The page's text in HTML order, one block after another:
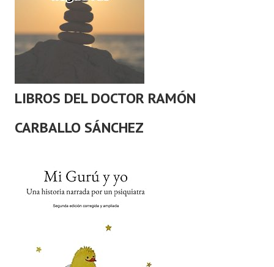
LIBROS DEL DOCTOR RAMÓN
CARBALLO SÁNCHEZ